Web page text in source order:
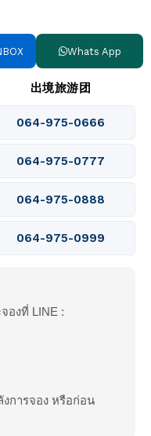
Whats App
出境旅游团
064-975-0666
064-975-0777
064-975-0888
064-975-0999
องที่ LINE :
การจอง หรือก่อน